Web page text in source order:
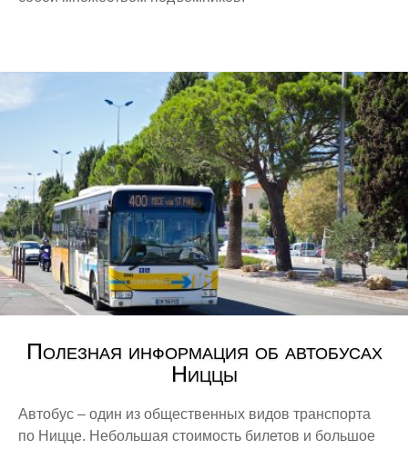
Полезная информация об автобусах
Ниццы
Автобус – один из общественных видов транспорта
по Ницце. Небольшая стоимость билетов и большое